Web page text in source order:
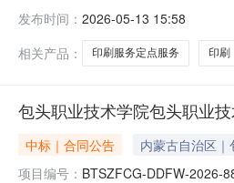
发布时间： 2026-05-13 15:58
相关产品：
印刷服务定点服务 印刷
包头职业技术学院包头职业
中标｜合同公告 内蒙古自治区
项目编号： BTSZFCG-DDFW-2026-